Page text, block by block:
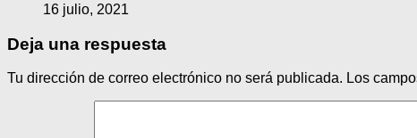
16 julio, 2021
Deja una respuesta
Tu dirección de correo electrónico no será publicada. Los